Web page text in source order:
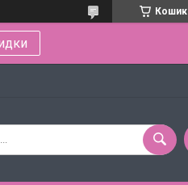
Кошик